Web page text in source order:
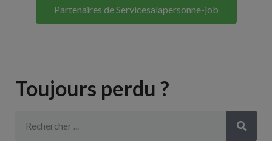
Partenaires de Servicesalapersonne-job
Toujours perdu ?